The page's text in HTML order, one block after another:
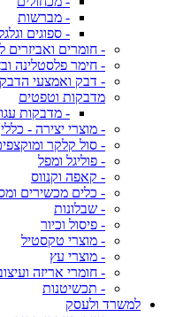
- מברשות
- ספוגים
- חומרים ואביזרים
- חימר פלסטלינה
- דבק ואמצעי
מדבקות וטפטים
- מדבקות
- מוצרי יצירה - כללי
- סול קלקר
- פוליגל ומפל
- קאפה וקנווס
- כלים מכשירים
- שבלונות
- פיסול וכיור
- מוצרי טקסטיל
- מוצרי עץ
- חומרי אריזה
- תכשיטנות
למשרד ולעסק